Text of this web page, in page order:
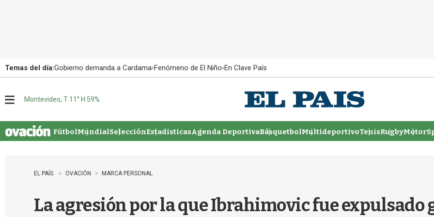
Temas del día:Gobierno demanda a Cardama Fenómeno de El Niño En Clave País
u
Montevideo, T 11° H 59%
FútbolMundialSelecciónEstadisticasAgenda DeportivaBásquetbolMultideportivoTenisRugby
EL PAÍS OVACIÓN MARCA PERSONAL
La agresión por la que Ibrahimovic fue expulsado